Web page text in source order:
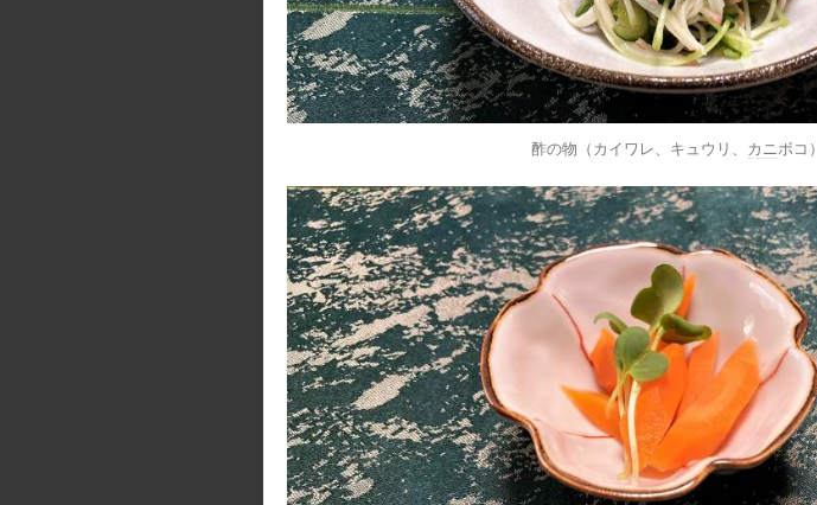
酢の物（カイワレ、キュウリ、 カニボコ）